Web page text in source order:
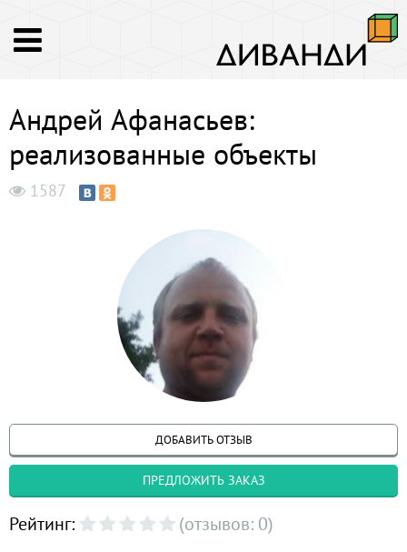
Андрей Афанасьев:
реализованные объекты
1587
ДОБАВИТЬ ОТЗЫВ
ПРЕДЛОЖИТЬ ЗАКАЗ
Рейтинг: (отзывов: 0)